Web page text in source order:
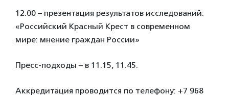
12.00 – презентация результатов исследований:
«Российский Красный Крест в современном
мире: мнение граждан России»
Пресс-подходы – в 11.15, 11.45.
Аккредитация проводится по телефону: +7 968